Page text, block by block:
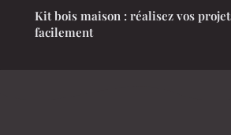
Kit bois maison : réalisez vos
facilement